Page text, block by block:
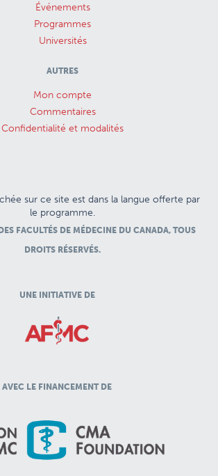
Événements
Programmes
Universités
AUTRES
Mon compte
Commentaires
Confidentialité et modalités
sur ce site est dans la langue offerte par
le programme.
FACULTÉS DE MÉDECINE DU CANADA, TOUS
DROITS RÉSERVÉS.
UNE INITIATIVE DE
AVEC LE FINANCEMENT DE